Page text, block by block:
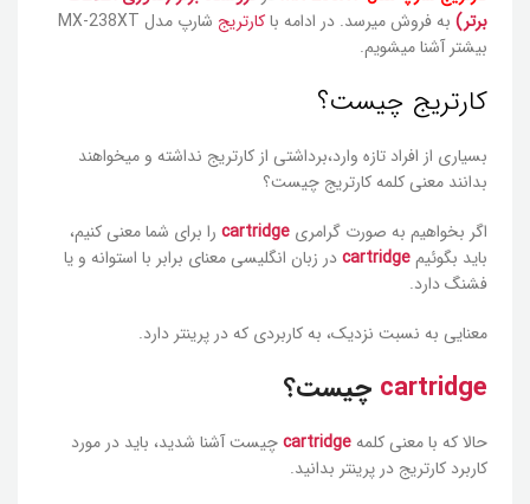
برتر) به فروش میرسد. در ادامه باکارتریج
شارپ مدل MX-238XT
بیشتر آشنا میشویم.
کارتریج چیست؟
بسیاری از افراد تازه وارد،برداشتی از کارتریج نداشته و میخواهند
بدانند معنی کلمه کارتریج چیست؟
اگر بخواهیم به صورت گرامری cartridge را برای شما معنی کنیم،
باید بگوئیمcartridgeدر زبان انگلیسی معنای برابر با استوانه و یا
فشنگ دارد.
معنایی به نسبت نزدیک، به کاربردی که در پرینتر دارد.
cartridge چیست؟
حالا که با معنی کلمهcartridgeچیست آشنا شدید، باید در مورد
کاربرد کارتریج در پرینتر بدانید.